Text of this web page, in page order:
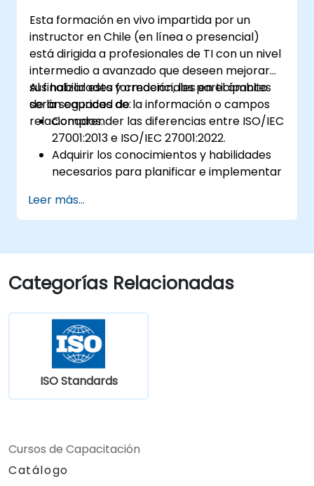
Esta formación en vivo impartida por un
instructor en Chile (en línea o presencial)
está dirigida a profesionales de TI con un nivel
intermedio a avanzado que deseen mejorar
sus habilidades y credenciales en el ámbito
de la seguridad de la información o campos
relacionados.
Al finalizar esta formación, los participantes
serán capaces de:
Comprender las diferencias entre ISO/IEC
27001:2013 e ISO/IEC 27001:2022.
Adquirir los conocimientos y habilidades
necesarios para planificar e implementar
de la norma de manera eficiente.
Aplicar los conocimientos adquiridos en
transición fluida dentro de sus
respectivas organizaciones.
Leer más...
Categorías Relacionadas
ISO Standards
Cursos de Capacitación
Catálogo